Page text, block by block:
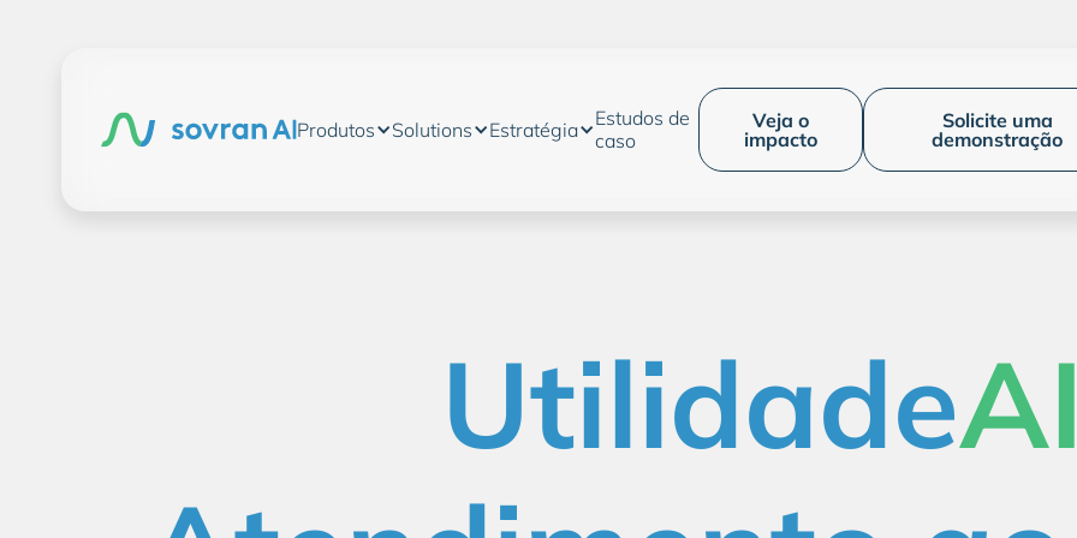
Produtos Solutions Estratégia
Estudos de
caso
Veja o
impacto
Solicite uma
demonstração
Utilidade